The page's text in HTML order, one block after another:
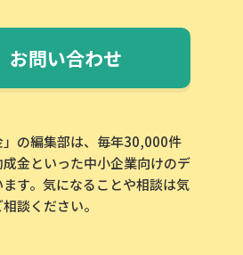
お問い合わせ
」の編集部は、毎年30,000件
金といった中小企業向けのデ
す。気になることや相談は気
談ください。